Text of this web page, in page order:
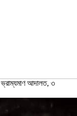
ভ্রাম্যমাণ আদালত, ৩